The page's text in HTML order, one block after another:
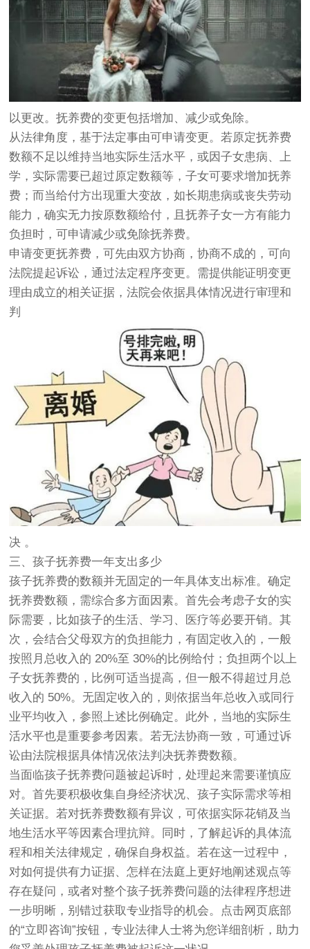
以更改。抚养费的变更包括增加、减少或免除。
从法律角度，基于法定事由可申请变更。若原定抚养费
数额不足以维持当地实际生活水平，或因子女患病、上
学，实际需要已超过原定数额等，子女可要求增加抚养
费；而当给付方出现重大变故，如长期患病或丧失劳动
能力，确实无力按原数额给付，且抚养子女一方有能力
负担时，可申请减少或免除抚养费。
申请变更抚养费，可先由双方协商，协商不成的，可向
法院提起诉讼，通过法定程序变更。需提供能证明变更
理由成立的相关证据，法院会依据具体情况进行审理和
判
决 。
三、孩子抚养费一年支出多少
孩子抚养费的数额并无固定的一年具体支出标准。确定
抚养费数额，需综合多方面因素。首先会考虑子女的实
际需要，比如孩子的生活、学习、医疗等必要开销。其
次，会结合父母双方的负担能力，有固定收入的，一般
按照月总收入的 20%至 30%的比例给付；负担两个以上
子女抚养费的，比例可适当提高，但一般不得超过月总
收入的 50%。无固定收入的，则依据当年总收入或同行
业平均收入，参照上述比例确定。此外，当地的实际生
活水平也是重要参考因素。若无法协商一致，可通过诉
讼由法院根据具体情况依法判决抚养费数额。
当面临孩子抚养费问题被起诉时，处理起来需要谨慎应
对。首先要积极收集自身经济状况、孩子实际需求等相
关证据。若对抚养费数额有异议，可依据实际花销及当
地生活水平等因素合理抗辩。同时，了解起诉的具体流
程和相关法律规定，确保自身权益。若在这一过程中，
对如何提供有力证据、怎样在法庭上更好地阐述观点等
存在疑问，或者对整个孩子抚养费问题的法律程序想进
一步明晰，别错过获取专业指导的机会。点击网页底部
的“立即咨询”按钮，专业法律人士将为您详细剖析，助力